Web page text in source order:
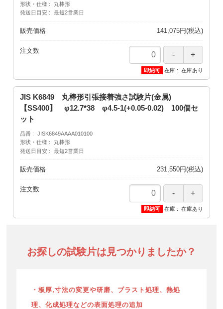
形状・仕様
丸棒形
発送日目安
最短2営業日
販売価格 141,075円(税込)
注文数
在庫 在庫あり
JIS K6849 丸棒形引張接着強さ試験片(金属)
【SS400】 φ12.7*38 φ4.5-1(+0.05-0.02) 100個セ
ット
品番
JISK6849AAAA010100
形状・仕様
丸棒形
発送日目安
最短2営業日
販売価格 231,550円(税込)
注文数
在庫 在庫あり
お探しの試験片は見つかりましたか？
・板厚,寸法の変更や研磨、ブラスト処理、熱処
理、化成処理などの表面処理の追加